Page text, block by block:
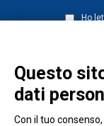
Ho
Questo
dati
Con il tuo